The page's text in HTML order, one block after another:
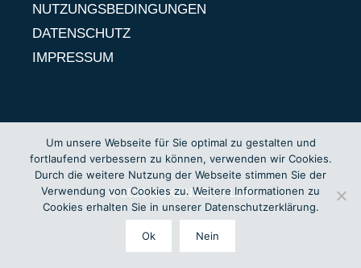
NUTZUNGSBEDINGUNGEN
DATENSCHUTZ
IMPRESSUM
© 2026 BOKENNER KLUB
Um unsere Webseite für Sie optimal zu gestalten und
fortlaufend verbessern zu können, verwenden wir Cookies.
Durch die weitere Nutzung der Webseite stimmen Sie der
Verwendung von Cookies zu. Weitere Informationen zu
Cookies erhalten Sie in unserer Datenschutzerklärung.
Ok Nein